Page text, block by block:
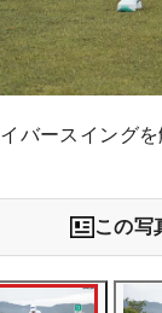
バースイング
この写